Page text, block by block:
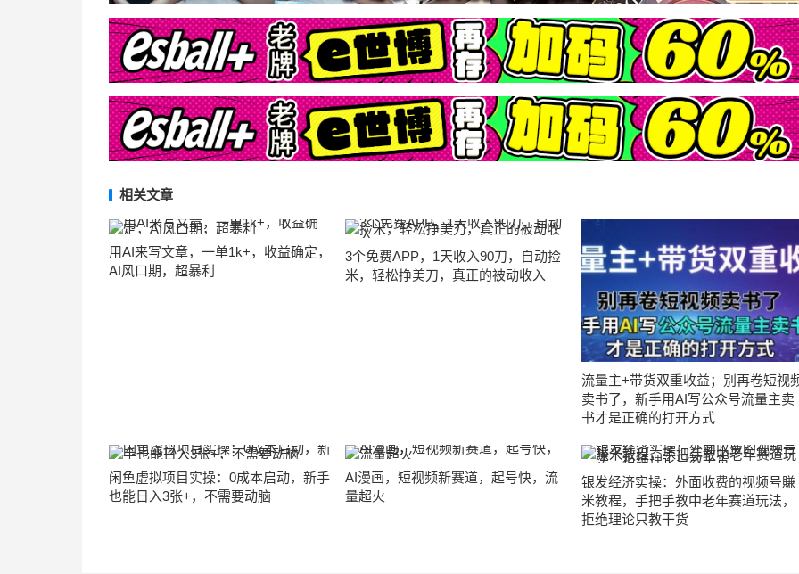
相关文章
用AI来写文章，一单1k+，收益确定，
AI风口期，超暴利
3个免费APP，1天收入90刀，自动捡
米，轻松挣美刀，真正的被动收入
流量主+带货双重收益；别再卷短视
卖书了，新手用AI写公众号流量主卖
书才是正确的打开方式
闲鱼虚拟项目实操：0成本启动，新手
也能日入3张+，不需要动脑
AI漫画，短视频新赛道，起号快，流
量超火
银发经济实操：外面收费的视频号賺
米教程，手把手教中老年赛道玩法，
拒绝理论只教干货